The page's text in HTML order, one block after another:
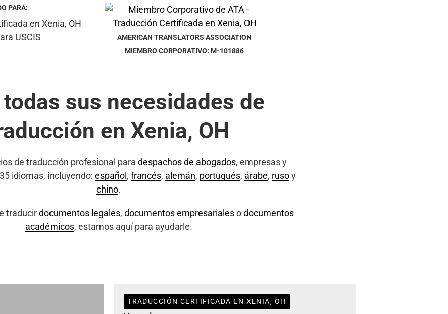
PARA:
AMERICAN TRANSLATORS ASSOCIATION
MIEMBRO CORPORATIVO: M-101886
todas sus necesidades de
en Xenia, OH
de traducción profesional para despachos de abogados, empresas y
idiomas, incluyendo: español , francés, alemán, portugués, árabe, rusoy
chino.
traducirdocumentos legales, documentos empresarialesodocumentos
académicos, estamos aquí para ayudarle.
TRADUCCIÓN CERTIFICADA EN XENIA, OH